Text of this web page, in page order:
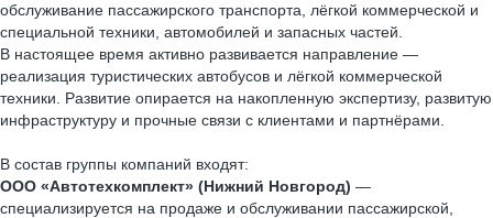
обслуживание пассажирского транспорта, лёгкой коммерческой и
специальной техники, автомобилей и запасных частей.
В настоящее время активно развивается направление —
реализация туристических автобусов и лёгкой коммерческой
техники. Развитие опирается на накопленную экспертизу, развитую
инфраструктуру и прочные связи с клиентами и партнёрами.
В состав группы компаний входят:
ООО «Автотехкомплект» (Нижний Новгород) —
специализируется на продаже и обслуживании пассажирской,